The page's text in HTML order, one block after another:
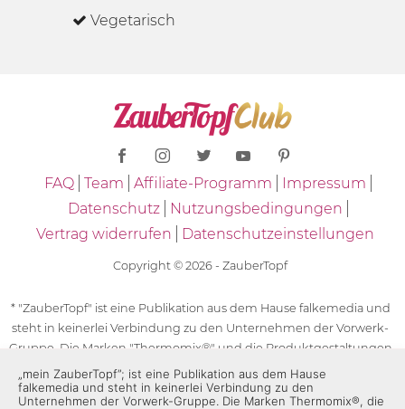
Vegetarisch
FAQ Team Affiliate-Programm
Impressum
Datenschutz
Nutzungsbedingungen
Vertrag widerrufen
Datenschutzeinstellungen
Copyright © 2026 - ZauberTopf
* "ZauberTopf" ist eine Publikation aus dem Hause falkemedia und
steht in keinerlei Verbindung zu den Unternehmen der Vorwerk-
Gruppe. Die Marken "Thermomix®" und die Produktgestaltungen
des "Thermomix®" sind eingetragene Marken der Unternehmen
der Vorwerk-Gruppe. Die Marken Thermomix®, die Zeichen TM5®,
„mein ZauberTopf”; ist eine Publikation aus dem Hause
falkemedia und steht in keinerlei Verbindung zu den
Unternehmen der Vorwerk-Gruppe. Die Marken Thermomix®, die